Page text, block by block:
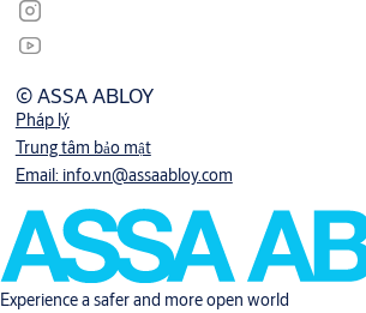
© ASSA ABLOY
Pháp lý
Trung tâm bảo mật
Email: info.vn@assaabloy.com
Experience a safer and more open world